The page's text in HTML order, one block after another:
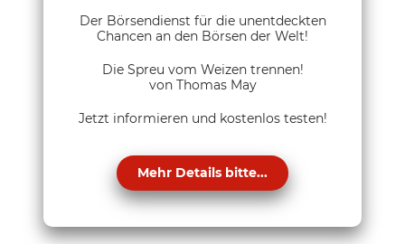
Der Börsendienst für die unentdeckten
Chancen an den Börsen der Welt!
Die Spreu vom Weizen trennen!
von Thomas May
Jetzt informieren und kostenlos testen!
Mehr Details bitte...